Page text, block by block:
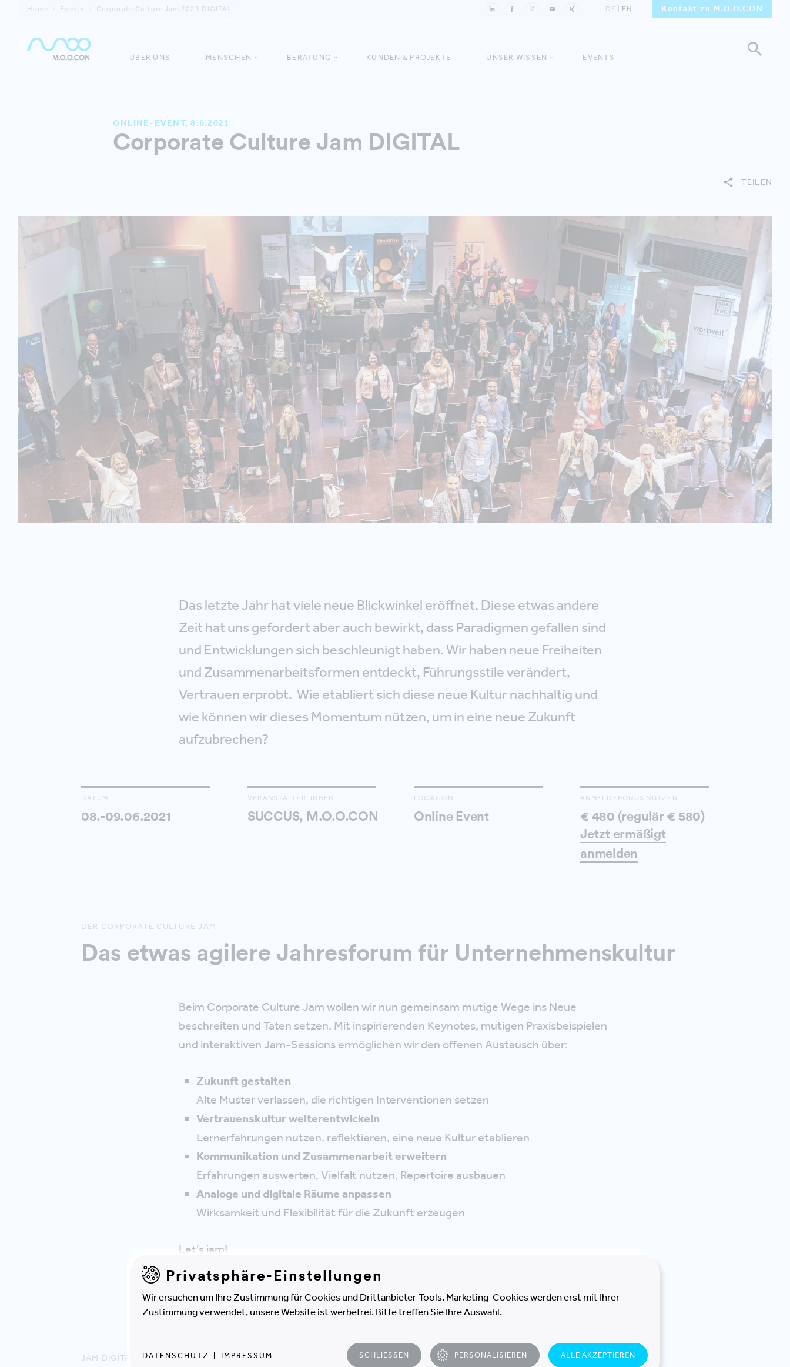
Home Events Corporate Culture Jam 2021 DIGITAL DE EN Kontakt zu M.O.O.CON
ÜBER UNS MENSCHEN BERATUNG KUNDEN & PROJEKTE UNSER WISSEN EVENTS
ONLINE-EVENT, 8.6.2021
Corporate Culture Jam DIGITAL
TEILEN
Das letzte Jahr hat viele neue Blickwinkel eröffnet. Diese etwas andere
Zeit hat uns gefordert aber auch bewirkt, dass Paradigmen gefallen sind
und Entwicklungen sich beschleunigt haben. Wir haben neue Freiheiten
und Zusammenarbeitsformen entdeckt, Führungsstile verändert,
Vertrauen erprobt. Wie etabliert sich diese neue Kultur nachhaltig und
wie können wir dieses Momentum nützen, um in eine neue Zukunft
aufzubrechen?
DATUM
08.-09.06.2021
VERANSTALTER_INNEN
SUCCUS, M.O.O.CON
LOCATION
Online Event
ANMELDEBONUS NUTZEN
€ 480 (regulär € 580)
Jetzt ermäßigt
anmelden
DER CORPORATE CULTURE JAM
Das etwas agilere Jahresforum für Unternehmenskultur
Beim Corporate Culture Jam wollen wir nun gemeinsam mutige Wege ins Neue
beschreiten und Taten setzen. Mit inspirierenden Keynotes, mutigen Praxisbeispielen
und interaktiven Jam-Sessions ermöglichen wir den offenen Austausch über:
Zukunft gestalten
Alte Muster verlassen, die richtigen Interventionen setzen
Vertrauenskultur weiterentwickeln
Lernerfahrungen nutzen, reflektieren, eine neue Kultur etablieren
Kommunikation und Zusammenarbeit erweitern
Erfahrungen auswerten, Vielfalt nutzen, Repertoire ausbauen
Analoge und digitale Räume anpassen
Wirksamkeit und Flexibilität für die Zukunft erzeugen
Let’s jam!
JAM DIGITAL
Privatsphäre-Einstellungen
Wir ersuchen um Ihre Zustimmung für Cookies und Drittanbieter-Tools. Marketing-Cookies werden erst mit Ihrer
Zustimmung verwendet, unsere Website ist werbefrei. Bitte treffen Sie Ihre Auswahl.
DATENSCHUTZ IMPRESSUM SCHLIESSEN PERSONALISIEREN ALLE AKZEPTIEREN